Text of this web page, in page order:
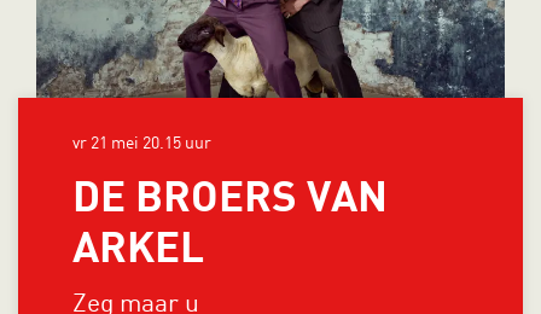
DE BROERS VAN
ARKEL
Zeg maar u
vr 21 mei 20.15 uur